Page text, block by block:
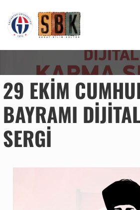
SANAT BILIM KÜLTÜR
29 EKIM
BAYRAMI
SERGI